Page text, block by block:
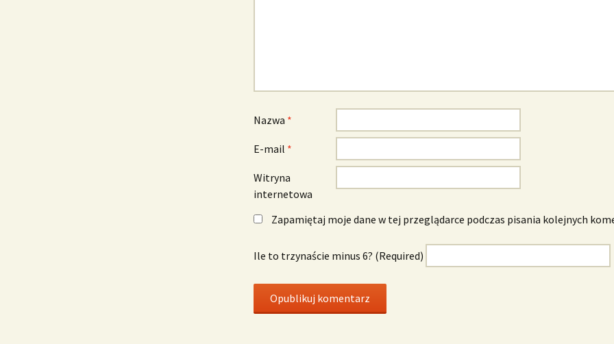
Nazwa *
E-mail *
Witryna
internetowa
Zapamiętaj moje dane w tej przeglądarce podczas pisania kolejnych
Ile to trzynaście minus 6? (Required)